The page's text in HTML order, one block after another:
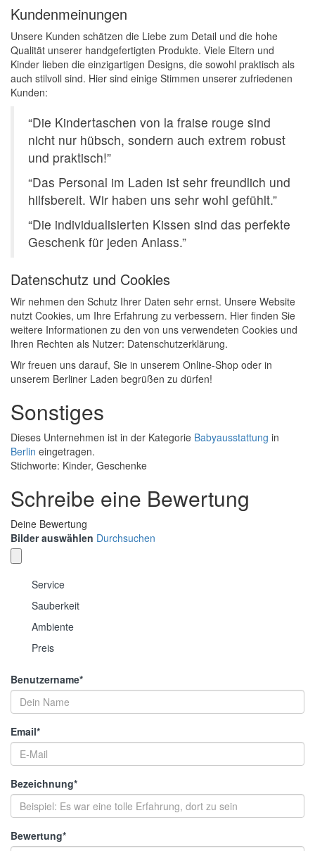
Kundenmeinungen
Unsere Kunden schätzen die Liebe zum Detail und die hohe
Qualität unserer handgefertigten Produkte. Viele Eltern und
Kinder lieben die einzigartigen Designs, die sowohl praktisch als
auch stilvoll sind. Hier sind einige Stimmen unserer zufriedenen
Kunden:
“Die Kindertaschen von la fraise rouge sind
nicht nur hübsch, sondern auch extrem robust
und praktisch!”
“Das Personal im Laden ist sehr freundlich und
hilfsbereit. Wir haben uns sehr wohl gefühlt.”
“Die individualisierten Kissen sind das perfekte
Geschenk für jeden Anlass.”
Datenschutz und Cookies
Wir nehmen den Schutz Ihrer Daten sehr ernst. Unsere Website
nutzt Cookies, um Ihre Erfahrung zu verbessern. Hier finden Sie
weitere Informationen zu den von uns verwendeten Cookies und
Ihren Rechten als Nutzer: Datenschutzerklärung.
Wir freuen uns darauf, Sie in unserem Online-Shop oder in
unserem Berliner Laden begrüßen zu dürfen!
Sonstiges
Dieses Unternehmen ist in der Kategorie Babyausstattung in
Berlin eingetragen.
Stichworte: Kinder, Geschenke
Schreibe eine Bewertung
Deine Bewertung
Bilder auswählen Durchsuchen
Service
Sauberkeit
Ambiente
Preis
Benutzername*
Email*
Bezeichnung*
Bewertung*